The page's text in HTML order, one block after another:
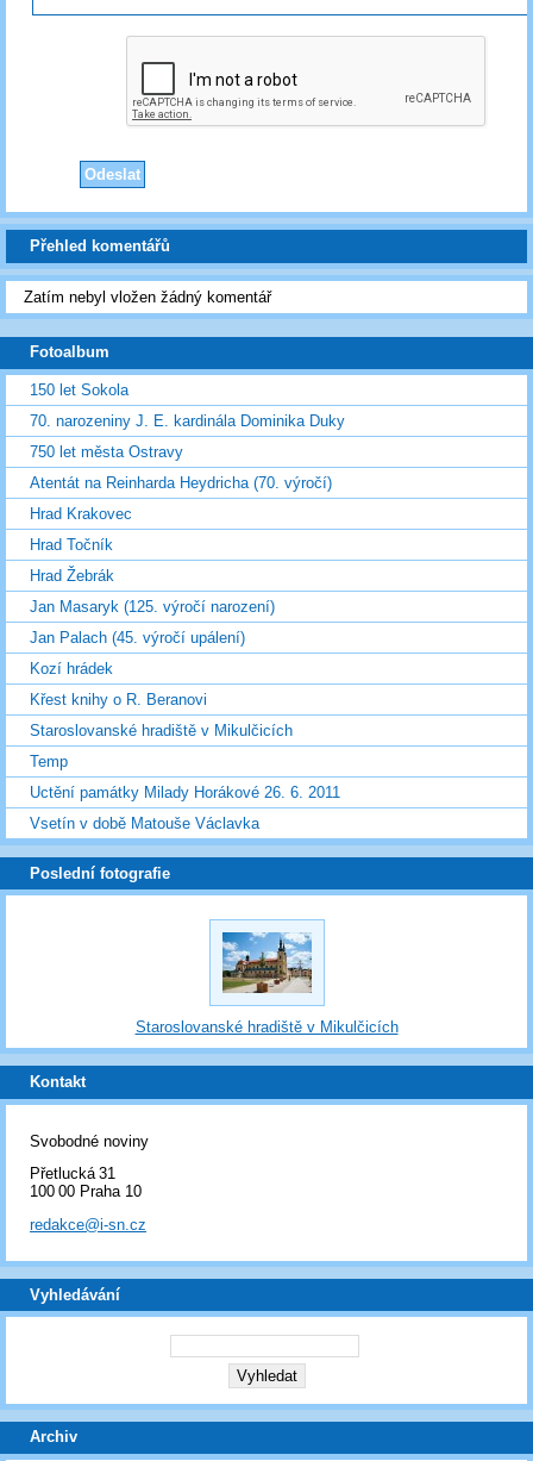
Přehled komentářů
Zatím nebyl vložen žádný komentář
Fotoalbum
150 let Sokola
70. narozeniny J. E. kardinála Dominika Duky
750 let města Ostravy
Atentát na Reinharda Heydricha (70. výročí)
Hrad Krakovec
Hrad Točník
Hrad Žebrák
Jan Masaryk (125. výročí narození)
Jan Palach (45. výročí upálení)
Kozí hrádek
Křest knihy o R. Beranovi
Staroslovanské hradiště v Mikulčicích
Temp
Uctění památky Milady Horákové 26. 6. 2011
Vsetín v době Matouše Václavka
Poslední fotografie
Staroslovanské hradiště v Mikulčicích
Kontakt
Svobodné noviny
Přetlucká 31
100 00 Praha 10
redakce@i-sn.cz
Vyhledávání
Archiv